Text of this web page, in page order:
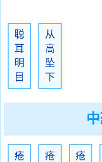
聪
耳
明
目
从
高
坠
下
疮
疮
疮